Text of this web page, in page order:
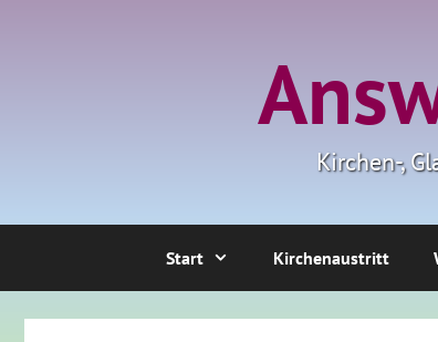
Kirchen-,
Start Kirchenaustritt